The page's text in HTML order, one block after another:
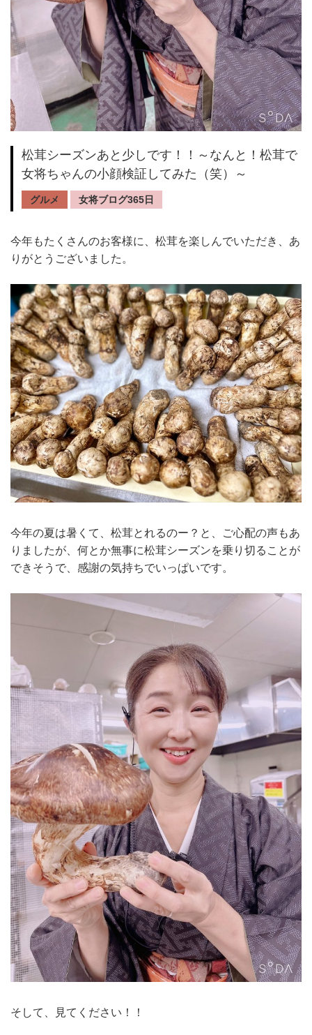
松茸シーズンあと少しです！！～なんと！松茸で
女将ちゃんの小顔検証してみた（笑）～
グルメ 女将ブログ365日
今年もたくさんのお客様に、松茸を楽しんでいただき、あ
りがとうございました。
今年の夏は暑くて、松茸とれるのー？と、ご心配の声もあ
りましたが、何とか無事に松茸シーズンを乗り切ることが
できそうで、感謝の気持ちでいっぱいです。
そして、見てください！！